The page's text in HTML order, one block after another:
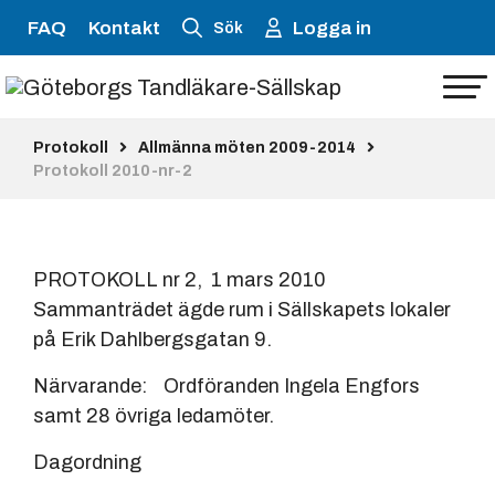
FAQ Kontakt Sök Logga in
Protokoll
Allmänna möten 2009-2014
Protokoll 2010-nr-2
PROTOKOLL nr 2, 1 mars 2010
Sammanträdet ägde rum i Sällskapets lokaler
på Erik Dahlbergsgatan 9.
Närvarande: Ordföranden Ingela Engfors
samt 28 övriga ledamöter.
Dagordning